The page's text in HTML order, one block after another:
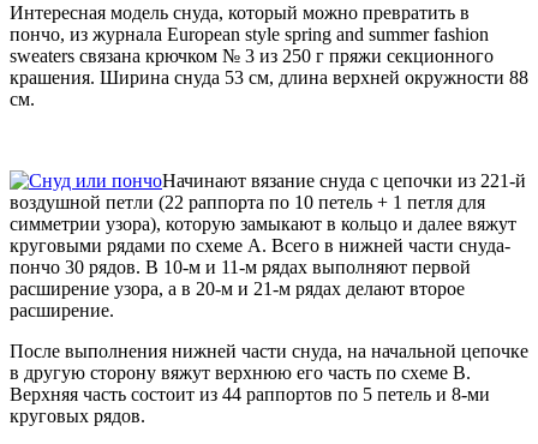
Интересная модель снуда, который можно превратить в
пончо, из журнала European style spring and summer fashion
sweaters связана крючком № 3 из 250 г пряжи секционного
крашения. Ширина снуда 53 см, длина верхней окружности 88
см.
Начинают вязание снуда с цепочки из 221-й
воздушной петли (22 раппорта по 10 петель + 1 петля для
симметрии узора), которую замыкают в кольцо и далее вяжут
круговыми рядами по схеме А. Всего в нижней части снуда-
пончо 30 рядов. В 10-м и 11-м рядах выполняют первой
расширение узора, а в 20-м и 21-м рядах делают второе
расширение.
После выполнения нижней части снуда, на начальной цепочке
в другую сторону вяжут верхнюю его часть по схеме В.
Верхняя часть состоит из 44 раппортов по 5 петель и 8-ми
круговых рядов.